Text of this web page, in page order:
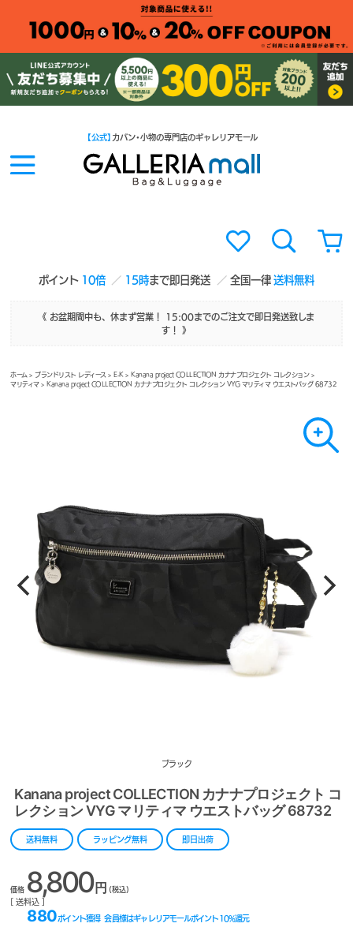
ポイント 10倍 15時まで即日発送 全国一律送料無料
【公式】 カバン・小物の専門店のギャレリアモール
《 お盆期間中も、休まず営業！ 15:00までのご注文で即日発送致しま
す！ 》
ホーム >ブランドリスト レディース > E-K > Kanana project COLLECTION カナナプロジェクト コレクション>
マリティマ> Kanana project COLLECTION カナナプロジェクト コレクション VYG マリティマ ウエストバッグ 68732
ブラック
Kanana project COLLECTION カナナプロジェクト コ
レクション VYG マリティマ ウエストバッグ 68732
送料無料 ラッピング無料 即日出荷
価格 8,800円 (税込)
[ 送料込 ]
880ポイント獲得 会員様はギャレリアモールポイント 10%還元